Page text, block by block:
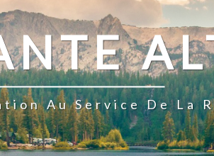
Au Service De La